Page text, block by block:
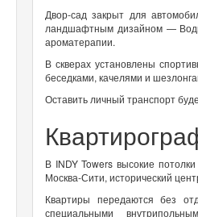
Двор-сад закрыт для
ландшафтным дизайном —
ароматерапии.
В скверах установлены
беседками, качелями и
Оставить личный транспорт
В INDY Towers высокие
Москва-Сити, исторический
Квартиры передаются без
специальными